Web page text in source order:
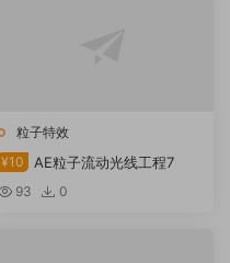
粒子特效
¥10
AE粒子流动光线工程7
93 0